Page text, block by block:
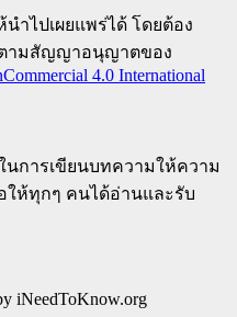
ำไปเผยแพร่ได้ โดยต้อง
ตามสัญญาอนุญาตของ
4.0 International
นการเขียนบทความให้ความ
อให้ทุกๆ คนได้อ่านและรับ
iNeedToKnow.org